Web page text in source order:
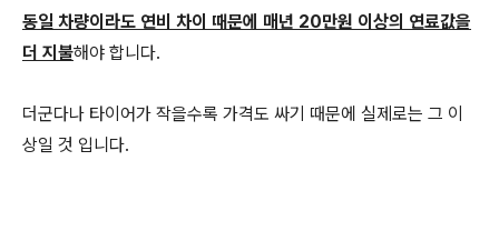
동일 차량이라도 연비 차이 때문에 매년 20만원 이상의 연료값을
더 지불해야 합니다.
더군다나 타이어가 작을수록 가격도 싸기 때문에 실제로는 그 이
상일 것 입니다.